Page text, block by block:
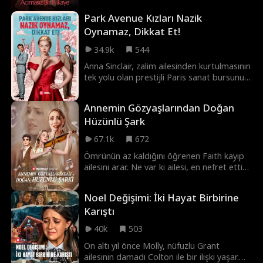
sonunda fark eder.
Park Avenue Kızları Nazik
Oynamaz, Dikkat Et!
34.9k
544
Anna Sinclair, zalim ailesinden kurtulmasının
tek yolu olan prestijli Paris sanat bursunu
York sosyetiği olarak baştan yaratır ve
zengin Preston Kingsley’nin dikkatini
çekmeye çalışır. Ancak Preston’ın en yakın
arkadaşı Brooks Whitmore’a aşık olmaya
başlayınca işler karışır. Yukarı Doğu Yakası
elitlerinden olan Brooks, Anna’nın gerçek
düşman mı edecek, yoksa ikisine de hiç
beklemedikleri mutlu bir son mu getirecek?
Annemin Gözyaşlarından Doğan
Hüzünlü Şark
67.1k
672
Ömrünün az kaldığını öğrenen Faith kayıp
ailesini arar. Ne var ki ailesi, en nefret ettiği
Noel Değişimi: İki Hayat Birbirine
Karıştı
40k
503
On altı yıl önce Molly, nüfuzlu Grant
ailesinin damadı Colton ile bir ilişki yaşar.